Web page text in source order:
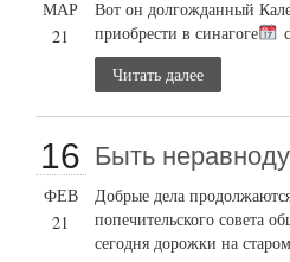
МАР
21
Вот он долгожданный
приобрести в синагоге
Читать далее
16
ФЕВ
21
Быть
Добрые дела
попечительского совета
сегодня дорожки на